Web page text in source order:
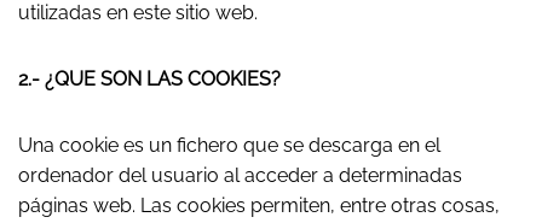
utilizadas en este sitio web.
2.- ¿QUE SON LAS COOKIES?
Una cookie es un fichero que se descarga en el
ordenador del usuario al acceder a determinadas
páginas web. Las cookies permiten, entre otras cosas,